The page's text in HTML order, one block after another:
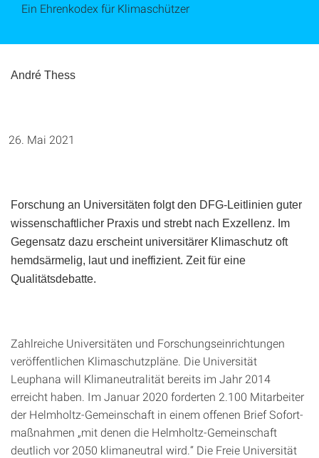
Ein Ehrenkodex für Klimaschützer
André Thess
Mai 2021
Forschung an Universitäten folgt den DFG-Leitlinien guter
wissenschaftlicher Praxis und strebt nach Exzellenz. Im
Gegensatz dazu erscheint universitärer Klimaschutz­ oft
hemdsärmelig, laut und ineffizient. Zeit für eine
Qualitätsdebatte.
Zahlreiche Universitäten und Forschungseinrichtungen
veröffentlichen Klimaschutzpläne. Die Universität
Leuphana will Klimaneutralität bereits im Jahr 2014
erreicht haben. Im Januar 2020 forderten 2.100 Mitarbeiter
der Helmholtz-Gemeinschaft in einem offenen Brief Sofort­
maßnahmen „mit denen die Helmholtz-Gemeinschaft
deutlich vor 2050 klimaneutral wird.“ Die Freie Universität